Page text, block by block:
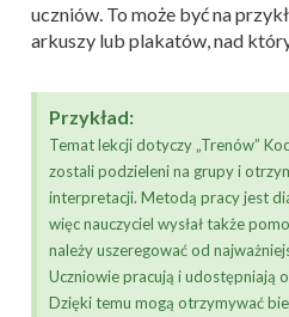
uczniów. To może być na
arkuszy lub plakatów, nad
Przykład:
Temat lekcji dotyczy „Trenów”
zostali podzieleni na grupy i
interpretacji. Metodą pracy jest
więc nauczyciel wysłał także
należy uszeregować od
Uczniowie pracują i udostępniają
Dzięki temu mogą otrzymywać